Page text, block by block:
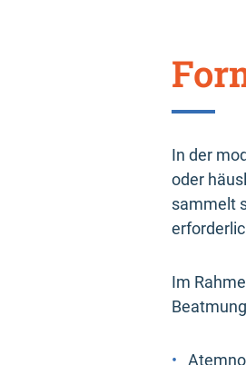
In der
oder
sammelt
Im